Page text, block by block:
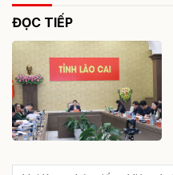
ĐỌC TIẾP